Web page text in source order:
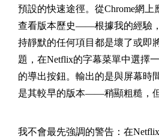
預設的快速途徑。從Chrome網上
查看版本歷史——根據我的經驗
持靜默的任何項目都是壞了或即
題，在Netflix的字幕菜單中選擇
的導出按鈕。輸出的是與屏幕時
是其較早的版本——稍顯粗糙，
我不會最先強調的警告：在